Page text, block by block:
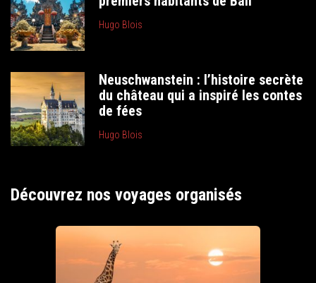
Hugo Blois
Neuschwanstein : l’histoire secrète
du château qui a inspiré les contes
de fées
Hugo Blois
Découvrez nos voyages organisés